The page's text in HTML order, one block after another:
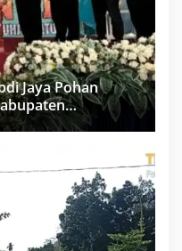
Jaya Pohan